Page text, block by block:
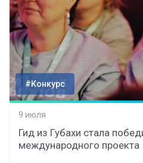
#Конкурс
9 июля
Гид из Губахи стала
международного проекта